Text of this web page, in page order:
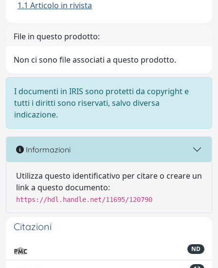
1.1 Articolo in rivista
File in questo prodotto:
Non ci sono file associati a questo prodotto.
I documenti in IRIS sono protetti da copyright e
tutti i diritti sono riservati, salvo diversa
indicazione.
Informazioni
Utilizza questo identificativo per citare o creare un
link a questo documento:
https://hdl.handle.net/11695/120790
Citazioni
ND